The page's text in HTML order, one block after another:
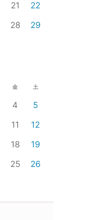
21
22
28
29
金 土
4
5
11
12
18
19
25
26